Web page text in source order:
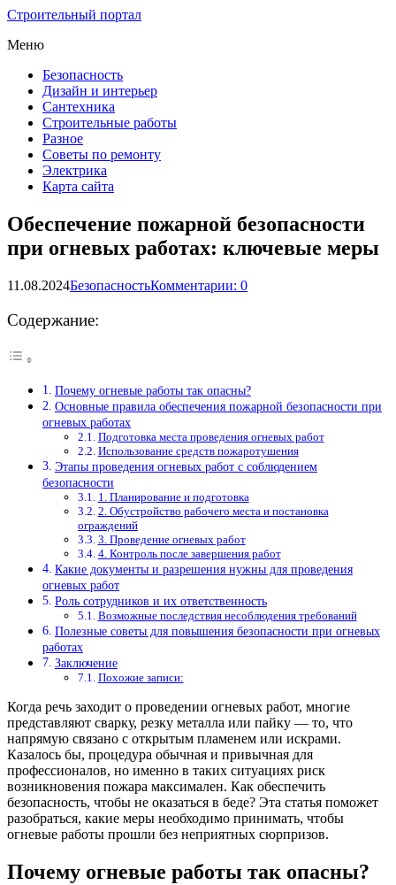
Строительный портал
Меню
Безопасность
Дизайн и интерьер
Сантехника
Строительные работы
Разное
Советы по ремонту
Электрика
Карта сайта
Обеспечение пожарной безопасности
при огневых работах: ключевые меры
11.08.2024БезопасностьКомментарии: 0
Содержание:
Почему огневые работы так опасны?
Основные правила обеспечения пожарной безопасности при
огневых работах
Подготовка места проведения огневых работ
Использование средств пожаротушения
Этапы проведения огневых работ с соблюдением
безопасности
1. Планирование и подготовка
2. Обустройство рабочего места и постановка
ограждений
3. Проведение огневых работ
4. Контроль после завершения работ
Какие документы и разрешения нужны для проведения
огневых работ
Роль сотрудников и их ответственность
Возможные последствия несоблюдения требований
Полезные советы для повышения безопасности при огневых
работах
Заключение
Похожие записи:
Когда речь заходит о проведении огневых работ, многие
представляют сварку, резку металла или пайку — то, что
напрямую связано с открытым пламенем или искрами.
Казалось бы, процедура обычная и привычная для
профессионалов, но именно в таких ситуациях риск
возникновения пожара максимален. Как обеспечить
безопасность, чтобы не оказаться в беде? Эта статья поможет
разобраться, какие меры необходимо принимать, чтобы
огневые работы прошли без неприятных сюрпризов.
Почему огневые работы так опасны?